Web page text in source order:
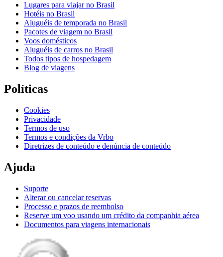
Lugares para viajar no Brasil
Hotéis no Brasil
Aluguéis de temporada no Brasil
Pacotes de viagem no Brasil
Voos domésticos
Aluguéis de carros no Brasil
Todos tipos de hospedagem
Blog de viagens
Políticas
Cookies
Privacidade
Termos de uso
Termos e condições da Vrbo
Diretrizes de conteúdo e denúncia de conteúdo
Ajuda
Suporte
Alterar ou cancelar reservas
Processo e prazos de reembolso
Reserve um voo usando um crédito da companhia aérea
Documentos para viagens internacionais